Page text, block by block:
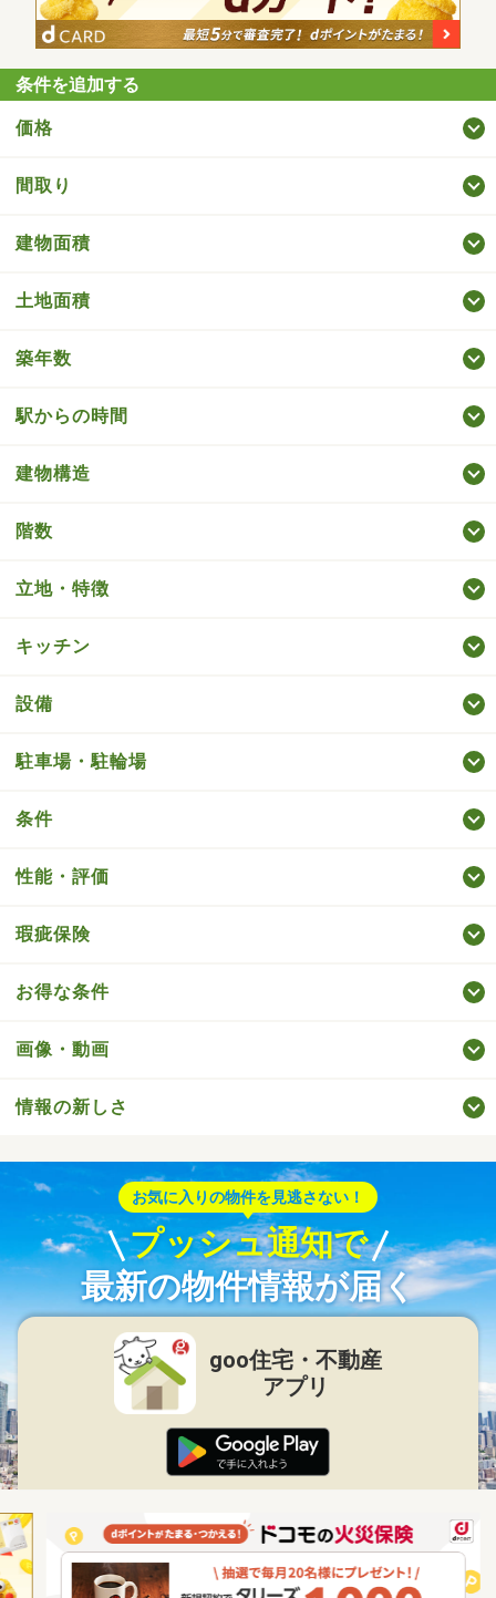
条件を追加する
価格
間取り
建物面積
土地面積
築年数
駅からの時間
建物構造
階数
立地・特徴
キッチン
設備
駐車場・駐輪場
条件
性能・評価
瑕疵保険
お得な条件
画像・動画
情報の新しさ
お気に入りの物件を見逃さない！
プッシュ通知で
最新の物件情報が届く
goo住宅・不動産
アプリ